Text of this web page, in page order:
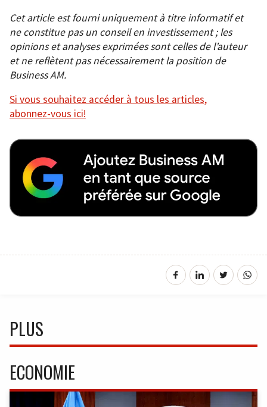
Cet article est fourni uniquement à titre informatif et
ne constitue pas un conseil en investissement ; les
opinions et analyses exprimées sont celles de l’auteur
et ne reflètent pas nécessairement la position de
Business AM.
Si vous souhaitez accéder à tous les articles,
abonnez-vous ici!
PLUS
ECONOMIE